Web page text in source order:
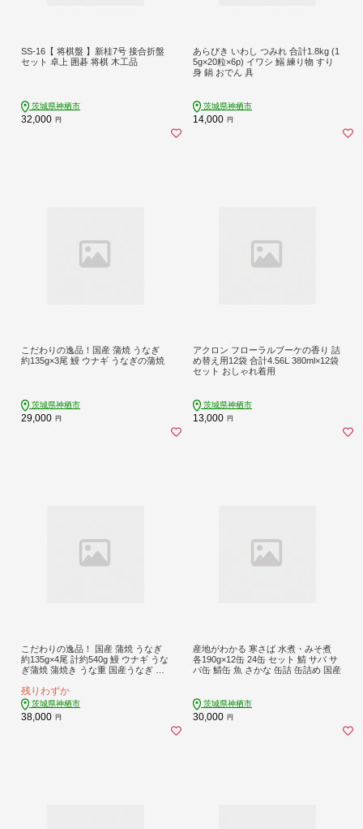
SS-16【 将棋盤 】新桂7号 接合折盤
セット 卓上 囲碁 将棋 木工品
茨城県神栖市
32,000 円
あらびき いわし つみれ 合計1.8kg (1
5g×20粒×6p) イワシ 鰯 練り物 すり
身 鍋 おでん 具
茨城県神栖市
14,000 円
こだわりの逸品！国産 蒲焼 うなぎ
約135g×3尾 鰻 ウナギ うなぎの蒲焼
茨城県神栖市
29,000 円
アクロン フローラルブーケの香り 詰
め替え用12袋 合計4.56L 380ml×12袋
セット おしゃれ着用
茨城県神栖市
13,000 円
こだわりの逸品！ 国産 蒲焼 うなぎ
約135g×4尾 計約540g 鰻 ウナギ うな
ぎ蒲焼 蒲焼き うな重 国産うなぎ タ
残りわずか
茨城県神栖市
38,000 円
産地がわかる 寒さば 水煮・みそ煮
各190g×12缶 24缶 セット 鯖 サバ サ
バ缶 鯖缶 魚 さかな 缶詰 缶詰め 国産
茨城県神栖市
30,000 円